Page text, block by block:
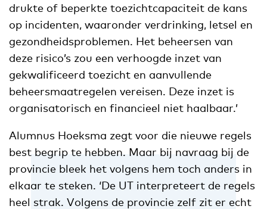
drukte of beperkte toezichtcapaciteit de kans
op incidenten, waaronder verdrinking, letsel en
gezondheidsproblemen. Het beheersen van
deze risico’s zou een verhoogde inzet van
gekwalificeerd toezicht en aanvullende
beheersmaatregelen vereisen. Deze inzet is
organisatorisch en financieel niet haalbaar.’
Alumnus Hoeksma zegt voor die nieuwe regels
best begrip te hebben. Maar bij navraag bij de
provincie bleek het volgens hem toch anders in
elkaar te steken. ‘De UT interpreteert de regels
heel strak. Volgens de provincie zelf zit er echt